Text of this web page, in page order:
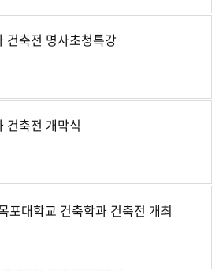
축전 명사초청특강
건축전 개막식
포대학교 건축학과 건축전 개최